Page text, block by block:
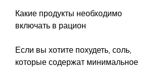
Какие продукты необходимо
включать в рацион
Если вы хотите похудеть, соль,
которые содержат минимальное